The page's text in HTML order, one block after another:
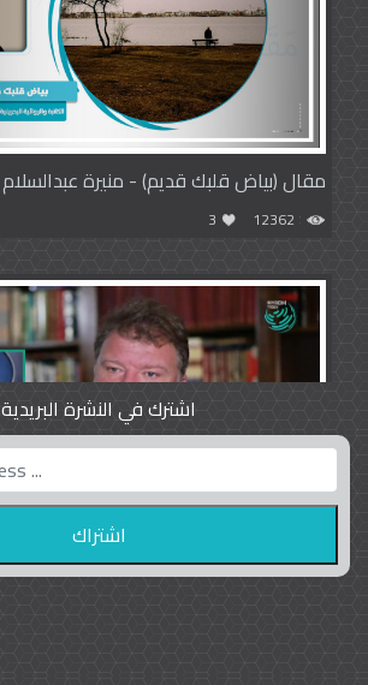
مقال (بياض قلبك قديم) - منيرة عبدالسلام
12362
3
واشنطن بوست واللوبي المزدوج
اشترك في النشرة البريدية